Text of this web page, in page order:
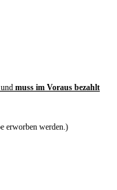
muss im Voraus bezahlt
erworben werden.)